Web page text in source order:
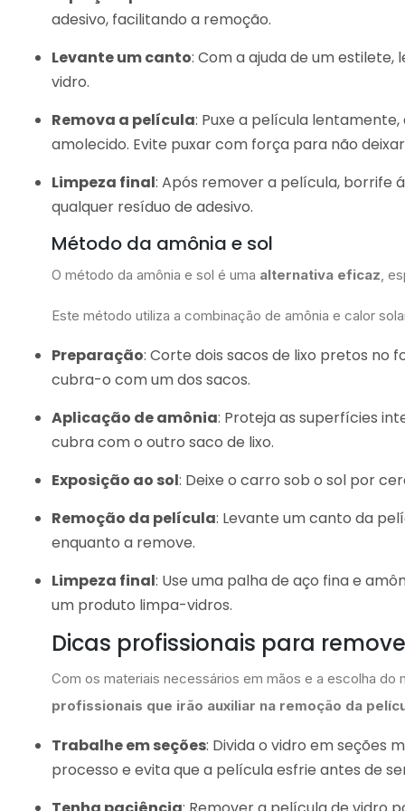
adesivo, facilitando a remoção.
Levante um canto: Com a ajuda de um
vidro.
Remova a película: Puxe a película
amolecido. Evite puxar com força para não
Limpeza final: Após remover a película, borrife
qualquer resíduo de adesivo.
Método da amônia e sol
O método da amônia e sol é uma alternativa eficaz ,
Este método utiliza a combinação de amônia e calor
Preparação: Corte dois sacos de lixo pretos no
cubra-o com um dos sacos.
Aplicação de amônia: Proteja as superfícies
cubra com o outro saco de lixo.
Exposição ao sol: Deixe o carro sob o sol por
Remoção da película: Levante um canto da
enquanto a remove.
Limpeza final: Use uma palha de aço fina e
um produto limpa-vidros.
Dicas profissionais para
Com os materiais necessários em mãos e a escolha
profissionais que irão auxiliar na remoção da
Trabalhe em seções: Divida o vidro em seções
processo e evita que a película esfrie antes de